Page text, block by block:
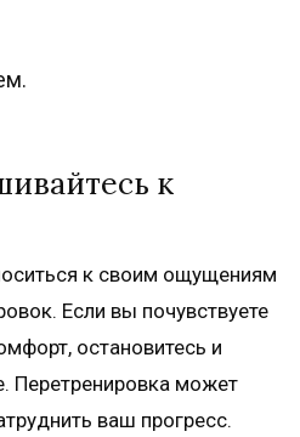
к
к своим ощущениям
Если вы почувствуете
остановитесь и
Перетренировка может
ваш прогресс.